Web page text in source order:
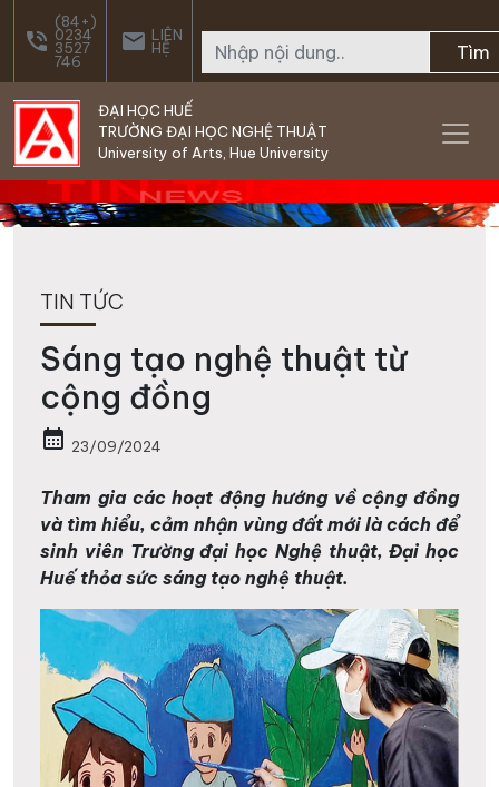
Skip to main content
phone_in_talk
(84+)
0234
3527
746
email LIÊN
HỆ Tìm
ĐẠI HỌC HUẾ
TRƯỜNG ĐẠI HỌC NGHỆ THUẬT
University of Arts, Hue University
TIN TỨC
Sáng tạo nghệ thuật từ
cộng đồng
calendar_month 23/09/2024
Tham gia các hoạt động hướng về cộng đồng
và tìm hiểu, cảm nhận vùng đất mới là cách để
sinh viên Trường đại học Nghệ thuật, Đại học
Huế thỏa sức sáng tạo nghệ thuật.